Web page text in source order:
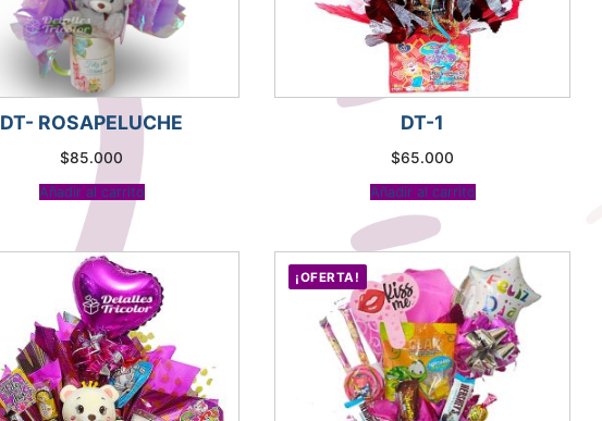
DT- ROSAPELUCHE
$85.000
Añadir al carrito
DT-1
$65.000
Añadir al carrito
¡OFERTA!